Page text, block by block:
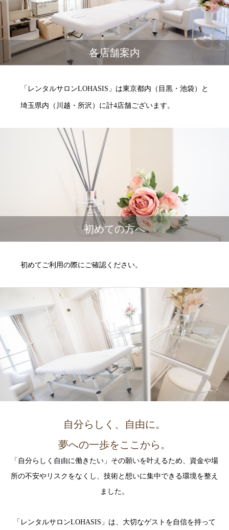
各店舗案内
「レンタルサロンLOHASIS」は東京都内（目黒・池袋）と
埼玉県内（川越・所沢）に計4店舗ございます。
初めての方へ
初めてご利用の際にご確認ください。
自分らしく、自由に。
夢への一歩をここから。
「自分らしく自由に働きたい」その願いを叶えるため、資金や場
所の不安やリスクをなくし、技術と想いに集中できる環境を整え
ました。
「レンタルサロンLOHASIS」は、大切なゲストを自信を持って